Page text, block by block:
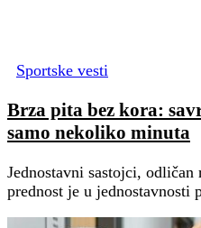
Sportske vesti
Brza pita bez kora:
samo nekoliko minuta
Jednostavni sastojci, odličan
prednost je u jednostavnosti